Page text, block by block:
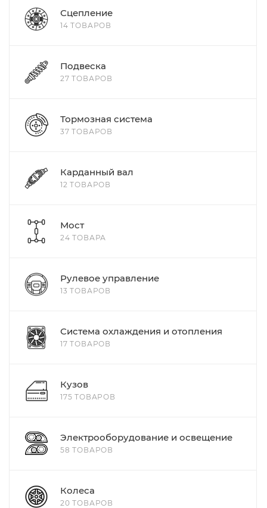
Сцепление
14 ТОВАРОВ
Подвеска
27 ТОВАРОВ
Тормозная система
37 ТОВАРОВ
Карданный вал
12 ТОВАРОВ
Мост
24 ТОВАРА
Рулевое управление
13 ТОВАРОВ
Система охлаждения и отопления
17 ТОВАРОВ
Кузов
175 ТОВАРОВ
Электрооборудование и освещение
58 ТОВАРОВ
Колеса
20 ТОВАРОВ